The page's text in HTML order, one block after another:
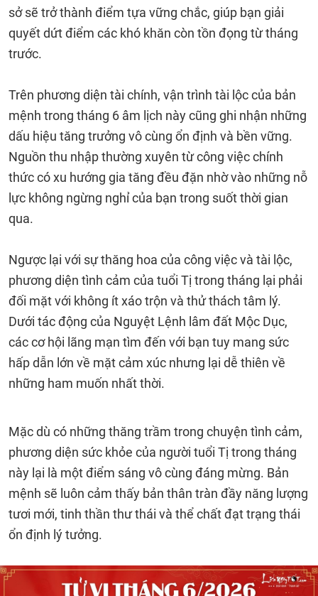
sở sẽ trở thành điểm tựa vững chắc, giúp bạn giải
quyết dứt điểm các khó khăn còn tồn đọng từ tháng
trước.
Trên phương diện tài chính, vận trình tài lộc của bản
mệnh trong tháng 6 âm lịch này cũng ghi nhận những
dấu hiệu tăng trưởng vô cùng ổn định và bền vững.
Nguồn thu nhập thường xuyên từ công việc chính
thức có xu hướng gia tăng đều đặn nhờ vào những nỗ
lực không ngừng nghỉ của bạn trong suốt thời gian
qua.
Ngược lại với sự thăng hoa của công việc và tài lộc,
phương diện tình cảm của tuổi Tị trong tháng lại phải
đối mặt với không ít xáo trộn và thử thách tâm lý.
Dưới tác động của Nguyệt Lệnh lâm đất Mộc Dục,
các cơ hội lãng mạn tìm đến với bạn tuy mang sức
hấp dẫn lớn về mặt cảm xúc nhưng lại dễ thiên về
những ham muốn nhất thời.
Mặc dù có những thăng trầm trong chuyện tình cảm,
phương diện sức khỏe của người tuổi Tị trong tháng
này lại là một điểm sáng vô cùng đáng mừng. Bản
mệnh sẽ luôn cảm thấy bản thân tràn đầy năng lượng
tươi mới, tinh thần thư thái và thể chất đạt trạng thái
ổn định lý tưởng.